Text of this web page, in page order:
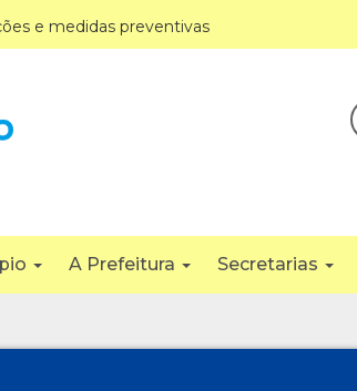
e medidas preventivas
A Prefeitura Secretarias